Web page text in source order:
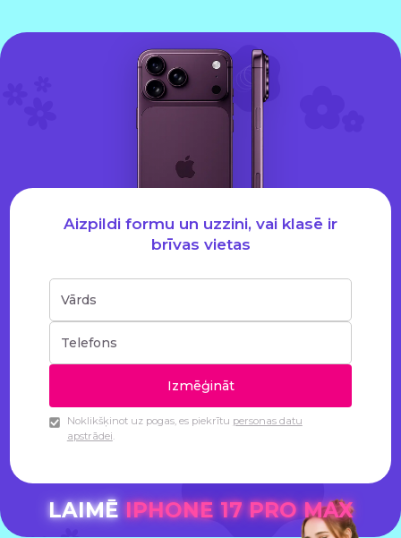
Aizpildi formu un uzzini, vai klasē ir
brīvas vietas
Noklikšķinot uz pogas, es piekrītu personas datu
apstrādei
LAIMĒIPHONE 17 PRO MAX